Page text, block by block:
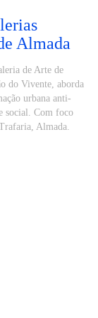
Almada
de Arte de
do Vivente, aborda
urbana anti-
social. Com foco
Almada.